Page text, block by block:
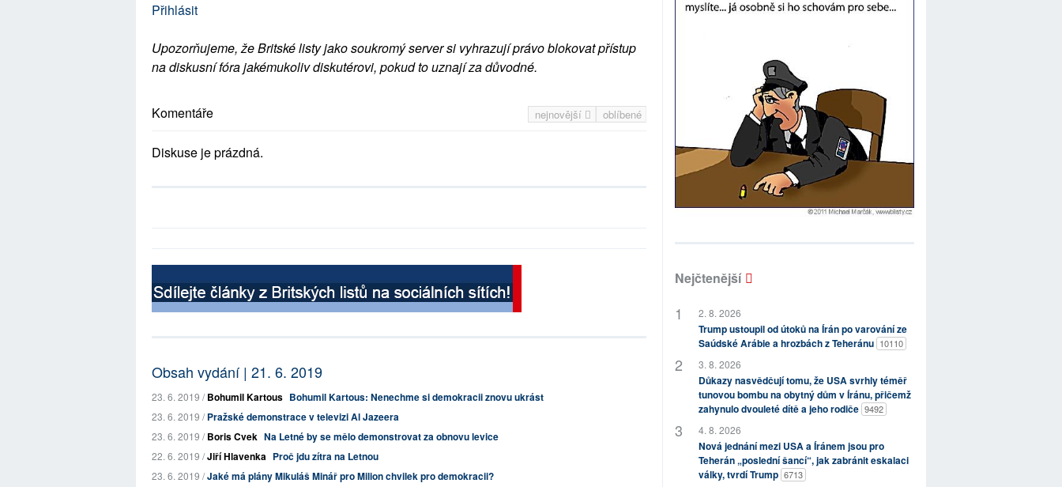
Přihlásit
Upozorňujeme, že Britské listy jako soukromý server si vyhrazují právo blokovat přístup
na diskusní fóra jakémukoliv diskutérovi, pokud to uznají za důvodné.
nejnovější oblíbené
Komentáře
Diskuse je prázdná.
Obsah vydání | 21. 6. 2019
23. 6. 2019 /Bohumil Kartous Bohumil Kartous: Nenechme si demokracii znovu ukrást
23. 6. 2019 /Pražské demonstrace v televizi Al Jazeera
23. 6. 2019 /Boris Cvek Na Letné by se mělo demonstrovat za obnovu levice
22. 6. 2019 /Jiří Hlavenka Proč jdu zítra na Letnou
23. 6. 2019 /Jaké má plány Mikuláš Minář pro Milion chvilek pro demokracii?
Nejčtenější
2. 8. 2026
Trump ustoupil od útoků na Írán po varování ze
Saúdské Arábie a hrozbách z Teheránu 10110
3. 8. 2026
Důkazy nasvědčují tomu, že USA svrhly téměř
tunovou bombu na obytný dům v Íránu, přičemž
zahynulo dvouleté dítě a jeho rodiče 9492
4. 8. 2026
Nová jednání mezi USA a Íránem jsou pro
Teherán „poslední šancí“, jak zabránit eskalaci
války, tvrdí Trump 6713